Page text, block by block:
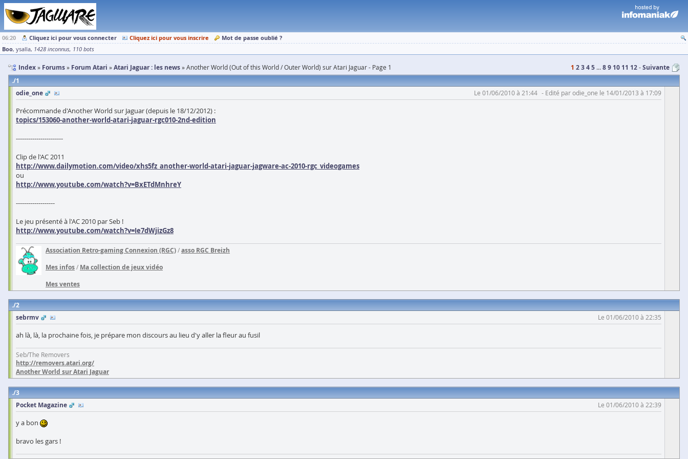
06:20 Cliquez ici pour vous connecter Cliquez ici pour vous inscrire
Mot de passe oublié ?
Boo ysalla 1428 inconnus 110 bots
Index Forums Forum Atari Atari Jaguar : les news Another World (Out of this World / Outer World) sur Atari Jaguar - Page 1 1 2345 ... 89 10 11 12 Suivante
1
odie_one
Le 01/06/2010 à 21:44 Edité par odie_one le 14/01/2013 à 17:09
Précommande d'Another World sur Jaguar (depuis le 18/12/2012) :
topics/153060-another-world-atari-jaguar-rgc010-2nd-edition
-----------------------
Clip de l'AC 2011
http://www.dailymotion.com/video/xhs5fz_another-world-atari-jaguar-jagware-ac-2010-rgc_videogames
ou
http://www.youtube.com/watch?v=BxETdMnhreY
-------------------
Le jeu présenté à l'AC 2010 par Seb !
http://www.youtube.com/watch?v=Ie7dWjizGz8
Association Retro-gaming Connexion (RGC)/asso RGC Breizh
Mes infos/ Ma collection de jeux vidéo
Mes ventes
2
sebrmv
Le 01/06/2010 à 22:35
ah là, là, la prochaine fois, je prépare mon discours au lieu d'y aller la fleur au fusil
Seb/The Removers
http://removers.atari.org/
Another World sur Atari Jaguar
3
Pocket Magazine
Le 01/06/2010 à 22:39
y a bon
bravo les gars !